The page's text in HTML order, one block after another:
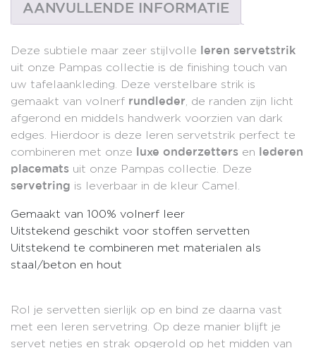
AANVULLENDE INFORMATIE
Deze subtiele maar zeer stijlvolle leren servetstrik
uit onze Pampas collectie is de finishing touch van
uw tafelaankleding. Deze verstelbare strik is
gemaakt van volnerf rundleder , de randen zijn licht
afgerond en middels handwerk voorzien van dark
edges. Hierdoor is deze leren servetstrik perfect te
combineren met onze
luxe onderzetters en
lederen
placemats uit onze Pampas collectie. Deze
servetring is leverbaar in de kleur Camel.
Gemaakt van 100% volnerf leer
Uitstekend geschikt voor stoffen servetten
Uitstekend te combineren met materialen als
staal/beton en hout
Rol je servetten sierlijk op en bind ze daarna vast
met een leren servetring. Op deze manier blijft je
servet netjes en strak opgerold op het midden van